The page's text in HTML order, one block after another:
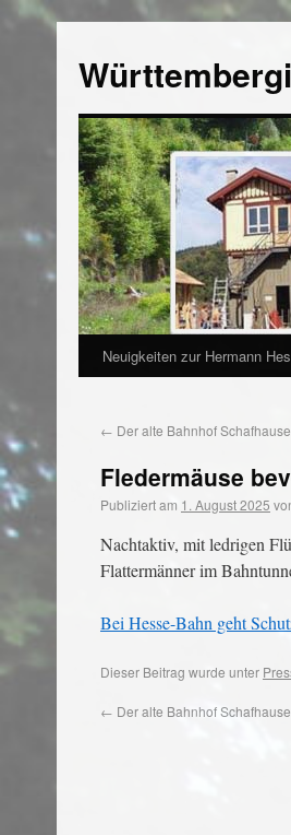
Neuigkeiten zur Hermann
← Der alte Bahnhof
Fledermäuse
Publiziert am 1. August 2025
Nachtaktiv, mit ledrigen
Flattermänner im
Bei Hesse-Bahn geht
Dieser Beitrag wurde unter
← Der alte Bahnhof